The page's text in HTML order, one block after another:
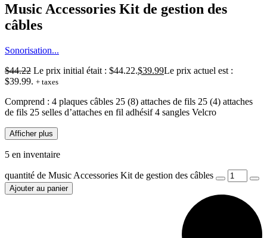
Music Accessories Kit de gestion des
câbles
Sonorisation...
$44.22 Le prix initial était : $44.22.$39.99Le prix actuel est :
$39.99. + taxes
Comprend : 4 plaques câbles 25 (8) attaches de fils 25 (4) attaches
de fils 25 selles d’attaches en fil adhésif 4 sangles Velcro
Afficher plus
5 en inventaire
quantité de Music Accessories Kit de gestion des câbles
Ajouter au panier